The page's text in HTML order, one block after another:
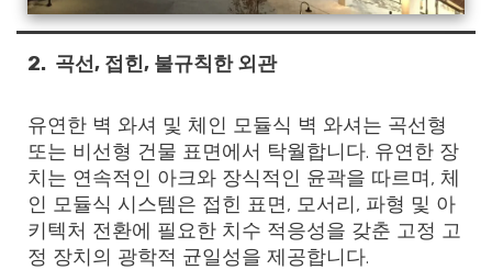
2. 곡선, 접힌, 불규칙한 외관
유연한 벽 와셔 및 체인 모듈식 벽 와셔는 곡선형
또는 비선형 건물 표면에서 탁월합니다. 유연한 장
치는 연속적인 아크와 장식적인 윤곽을 따르며, 체
인 모듈식 시스템은 접힌 표면, 모서리, 파형 및 아
키텍처 전환에 필요한 치수 적응성을 갖춘 고정 고
정 장치의 광학적 균일성을 제공합니다.